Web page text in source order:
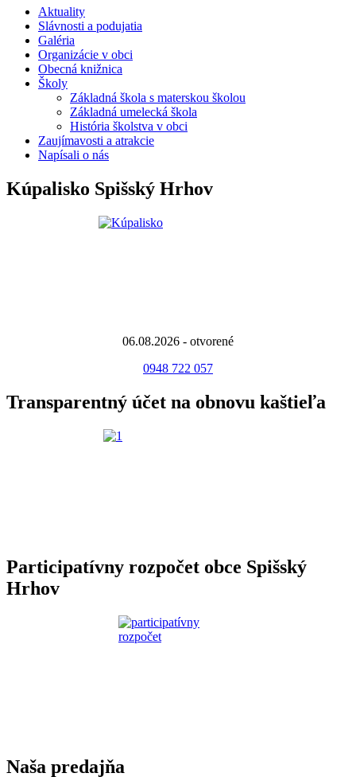
Aktuality
Slávnosti a podujatia
Galéria
Organizácie v obci
Obecná knižnica
Školy
Základná škola s materskou školou
Základná umelecká škola
História školstva v obci
Zaujímavosti a atrakcie
Napísali o nás
Kúpalisko Spišský Hrhov
06.08.2026 - otvorené
0948 722 057
Transparentný účet na obnovu kaštieľa
Participatívny rozpočet obce Spišský
Hrhov
Naša predajňa